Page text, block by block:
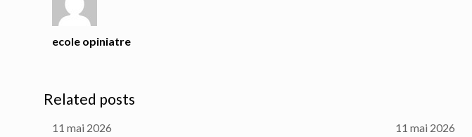
ecole opiniatre
Related posts
11 mai 2026 11 mai 2026